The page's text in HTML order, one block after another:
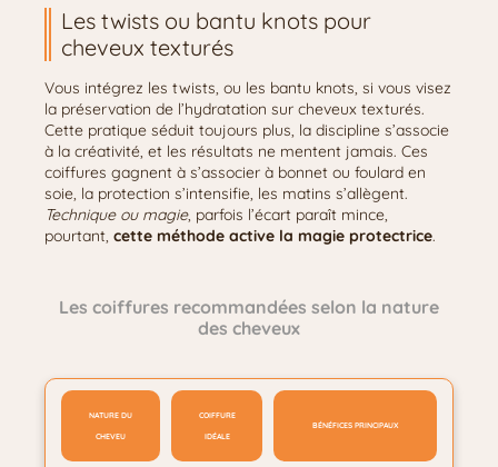
Les twists ou bantu knots pour
cheveux texturés
Vous intégrez les twists, ou les bantu knots, si vous visez
la préservation de l’hydratation sur cheveux texturés.
Cette pratique séduit toujours plus, la discipline s’associe
à la créativité, et les résultats ne mentent jamais. Ces
coiffures gagnent à s’associer à bonnet ou foulard en
soie, la protection s’intensifie, les matins s’allègent.
Technique ou magie, parfois l’écart paraît mince,
pourtant, cette méthode active la magie protectrice.
Les coiffures recommandées selon la nature
des cheveux
NATURE DU
CHEVEU
COIFFURE
IDÉALE
BÉNÉFICES PRINCIPAUX